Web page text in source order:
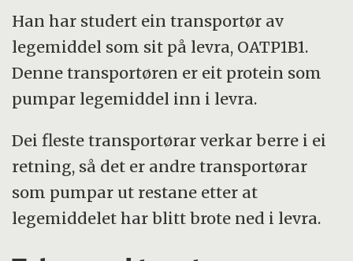
Han har studert ein transportør av
legemiddel som sit på levra, OATP1B1.
Denne transportøren er eit protein som
pumpar legemiddel inn i levra.
Dei fleste transportørar verkar berre i ei
retning, så det er andre transportørar
som pumpar ut restane etter at
legemiddelet har blitt brote ned i levra.